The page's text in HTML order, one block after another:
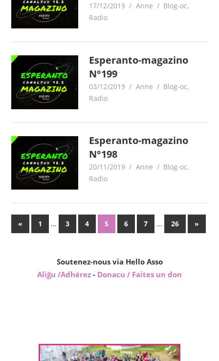
17/12/2019 Anne Blog-oc,
Radio
Esperanto-magazino
N°199
03/12/2019 Anne Blog-oc,
Radio
Esperanto-magazino
N°198
20/11/2019 Anne Blog-oc,
Radio
Posts
«Previous
Posts
1 … 3 4 5 6 7 … 26
Next
Posts
»
Soutenez-nous via Hello Asso
Aliĝu /Adhérez - Donacu / Faites un don